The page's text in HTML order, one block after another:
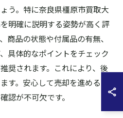
う。特に奈良県橿原市買取大
明確に説明する姿勢が高く評
商品の状態や付属品の有無、
具体的なポイントをチェック
奨されます。これにより、後
す。安心して売却を進めるた
認が不可欠です。